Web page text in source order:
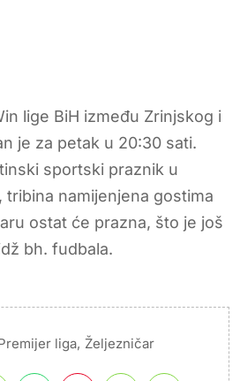
lige BiH između Zrinjskog i
je za petak u 20:30 sati.
sportski praznik u
namijenjena gostima
ostat će prazna, što je još
bh. fudbala.
liga, Željezničar